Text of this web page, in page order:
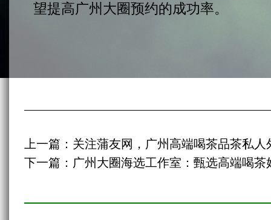
望提高广州大圈预约的成功率。
上一篇： 关注蒲友网，广州高端喝茶品茶私人
下一篇： 广州大圈海选工作室：甄选高端喝茶